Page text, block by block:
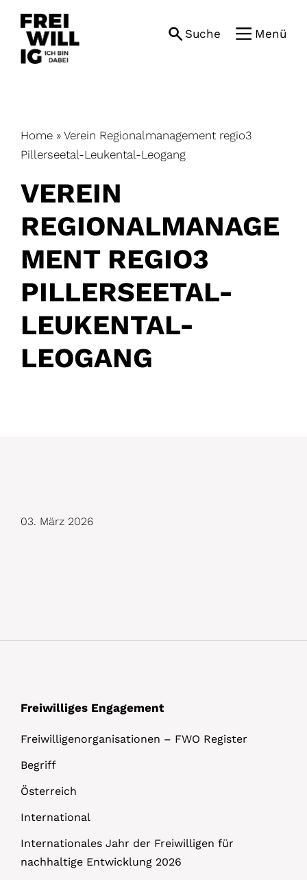
content
Suche Menü
Home » Verein Regionalmanagement regio3
Pillerseetal-Leukental-Leogang
VEREIN
REGIONALMANAGE
MENT REGIO3
PILLERSEETAL-
LEUKENTAL-
LEOGANG
D
03. März 2026
Freiwilliges Engagement
Freiwilligenorganisationen – FWO Register
Begriff
Österreich
International
Internationales Jahr der Freiwilligen für
nachhaltige Entwicklung 2026